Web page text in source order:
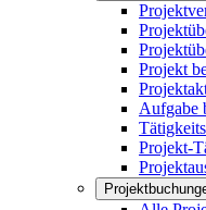
Projekt
Aufgabe
Projekt-